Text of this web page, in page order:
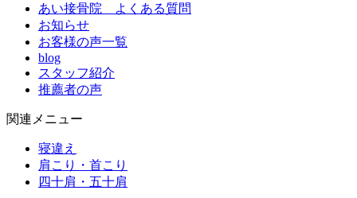
あい接骨院 よくある質問
お知らせ
お客様の声一覧
blog
スタッフ紹介
推薦者の声
関連メニュー
寝違え
肩こり・首こり
四十肩・五十肩